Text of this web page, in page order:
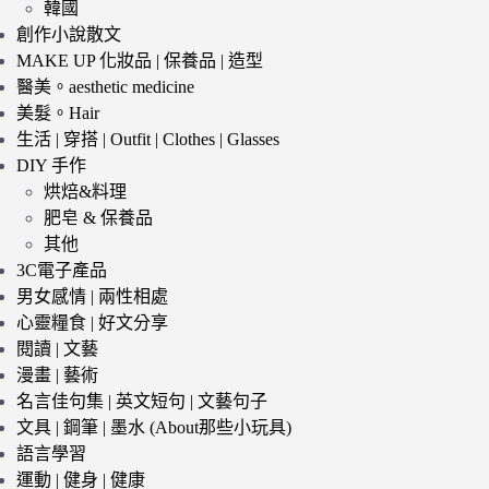
韓國
創作小說散文
MAKE UP 化妝品 | 保養品 | 造型
醫美。aesthetic medicine
美髮。Hair
生活 | 穿搭 | Outfit | Clothes | Glasses
DIY 手作
烘焙&料理
肥皂 & 保養品
其他
3C電子產品
男女感情 | 兩性相處
心靈糧食 | 好文分享
閱讀 | 文藝
漫畫 | 藝術
名言佳句集 | 英文短句 | 文藝句子
文具 | 鋼筆 | 墨水 (About那些小玩具)
語言學習
運動 | 健身 | 健康